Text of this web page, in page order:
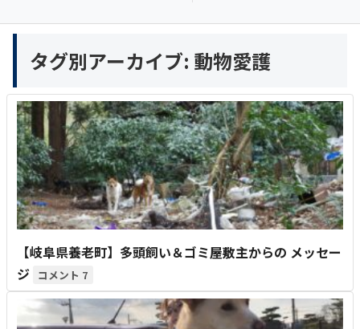
タグ別アーカイブ: 動物愛護
【岐阜県養老町】多頭飼い＆ゴミ屋敷主からの メッセー
ジ
7